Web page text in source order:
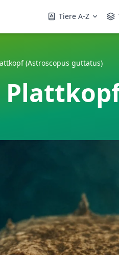
Tiere A-Z
(Astroscopus guttatus)